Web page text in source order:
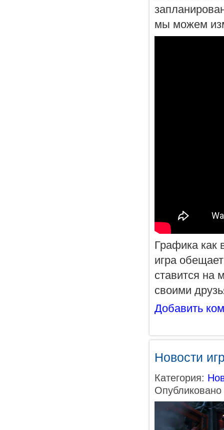
мы можем
Графика как
игра
ставится на
своими
Добавить
Новости
Категория: